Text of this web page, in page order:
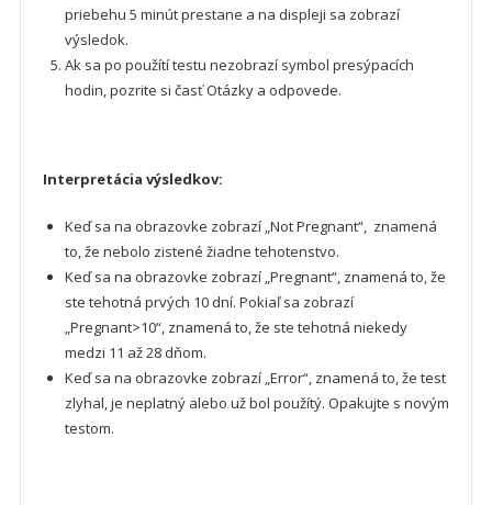
priebehu 5 minút prestane a na displeji sa zobrazí
výsledok.
Ak sa po použítí testu nezobrazí symbol presýpacích
hodin, pozrite si časť Otázky a odpovede.
Interpretácia výsledkov:
Keď sa na obrazovke zobrazí „Not Pregnant“, znamená
to, že nebolo zistené žiadne tehotenstvo.
Keď sa na obrazovke zobrazí „Pregnant“, znamená to, že
ste tehotná prvých 10 dní. Pokiaľ sa zobrazí
„Pregnant>10“, znamená to, že ste tehotná niekedy
medzi 11 až 28 dňom.
Keď sa na obrazovke zobrazí „Error“, znamená to, že test
zlyhal, je neplatný alebo už bol použítý. Opakujte s novým
testom.